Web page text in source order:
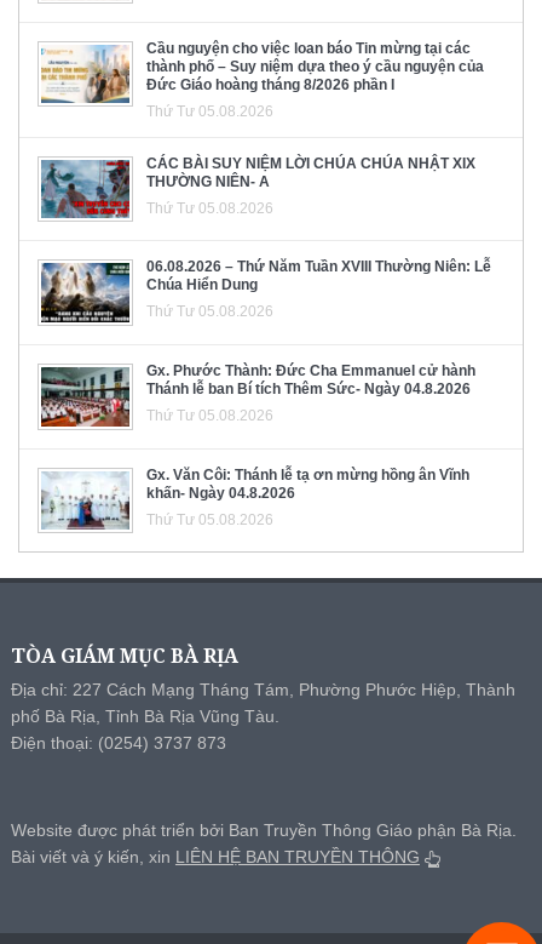
Cầu nguyện cho việc loan báo Tin mừng tại các
thành phố – Suy niệm dựa theo ý cầu nguyện của
Đức Giáo hoàng tháng 8/2026 phần I
Thứ Tư 05.08.2026
CÁC BÀI SUY NIỆM LỜI CHÚA CHÚA NHẬT XIX
THƯỜNG NIÊN- A
Thứ Tư 05.08.2026
06.08.2026 – Thứ Năm Tuần XVIII Thường Niên: Lễ
Chúa Hiển Dung
Thứ Tư 05.08.2026
Gx. Phước Thành: Đức Cha Emmanuel cử hành
Thánh lễ ban Bí tích Thêm Sức- Ngày 04.8.2026
Thứ Tư 05.08.2026
Gx. Văn Côi: Thánh lễ tạ ơn mừng hồng ân Vĩnh
khấn- Ngày 04.8.2026
Thứ Tư 05.08.2026
TÒA GIÁM MỤC BÀ RỊA
Địa chỉ: 227 Cách Mạng Tháng Tám, Phường Phước Hiệp, Thành
phố Bà Rịa, Tỉnh Bà Rịa Vũng Tàu.
Điện thoại: (0254) 3737 873
Website được phát triển bởi Ban Truyền Thông Giáo phận Bà Rịa.
Bài viết và ý kiến, xin LIÊN HỆ BAN TRUYỀN THÔNG